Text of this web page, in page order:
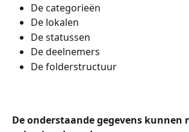
De categorieën
De lokalen
De statussen
De deelnemers
De folderstructuur
De onderstaande gegevens kunnen